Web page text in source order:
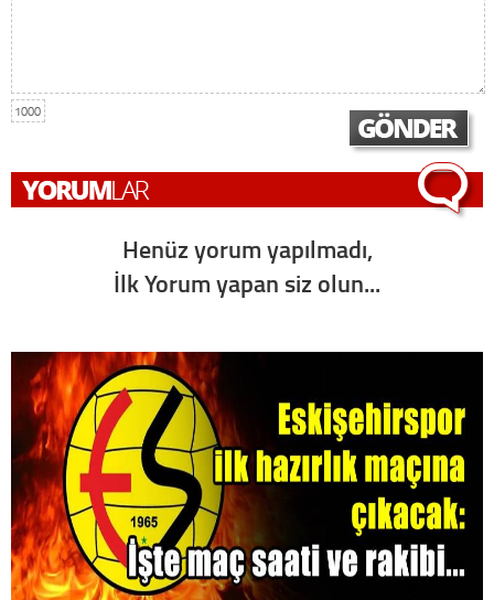
1000
Henüz yorum yapılmadı,
İlk Yorum yapan siz olun...